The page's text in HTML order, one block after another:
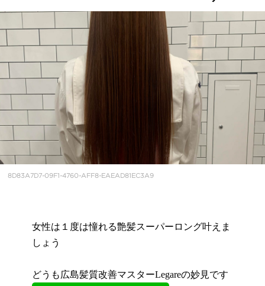
8D83A7D7-09F1-4760-AFF8-EAEAD81EC3A9
女性は１度は憧れる艶髪スーパーロング叶えま
しょう
どうも広島髪質改善マスターLegareの妙見です